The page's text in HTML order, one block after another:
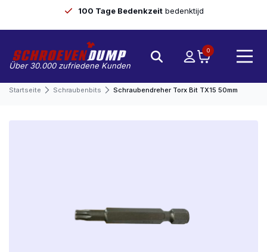
100 Tage Bedenkzeitbedenktijd
Über 30.000 zufriedene Kunden
0
Startseite Schraubenbits Schraubendreher Torx Bit TX15 50mm